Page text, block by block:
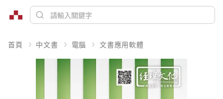
首頁 中文書 電腦 文書應用軟體